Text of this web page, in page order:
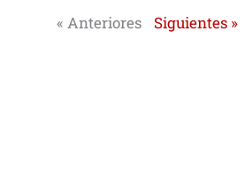
« Anteriores Siguientes »